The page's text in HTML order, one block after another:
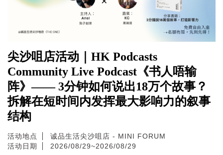
尖沙咀店活动｜HK Podcasts
Community Live Podcast《书人唔输
阵》—— 3分钟如何说出18万个故事？
拆解在短时间内发挥最大影响力的叙事
结构
活动地点
诚品生活尖沙咀店 - MINI FORUM
活动日期
2026/08/29~2026/08/29